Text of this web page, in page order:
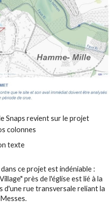
Snaps revient sur le projet
colonnes
texte
ce projet est indéniable :
près de l'église est lié à la
d'une rue transversale reliant la